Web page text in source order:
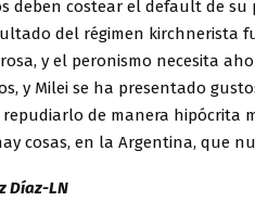
deben costear el default de su
del régimen kirchnerista
y el peronismo necesita
y Milei se ha presentado
de manera hipócrita
cosas, en la Argentina, que
Díaz-LN